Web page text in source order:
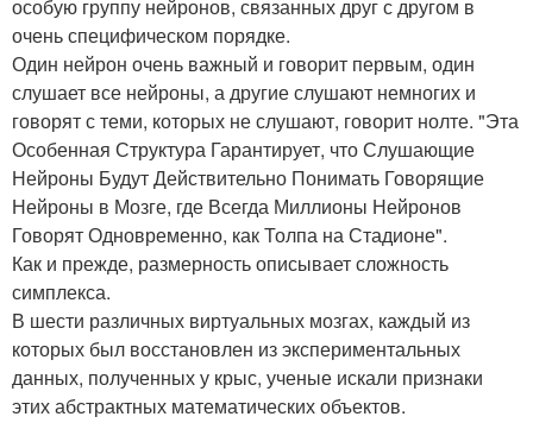
особую группу нейронов, связанных друг с другом в
очень специфическом порядке.
Один нейрон очень важный и говорит первым, один
слушает все нейроны, а другие слушают немногих и
говорят с теми, которых не слушают, говорит нолте. "Эта
Особенная Структура Гарантирует, что Слушающие
Нейроны Будут Действительно Понимать Говорящие
Нейроны в Мозге, где Всегда Миллионы Нейронов
Говорят Одновременно, как Толпа на Стадионе".
Как и прежде, размерность описывает сложность
симплекса.
В шести различных виртуальных мозгах, каждый из
которых был восстановлен из экспериментальных
данных, полученных у крыс, ученые искали признаки
этих абстрактных математических объектов.